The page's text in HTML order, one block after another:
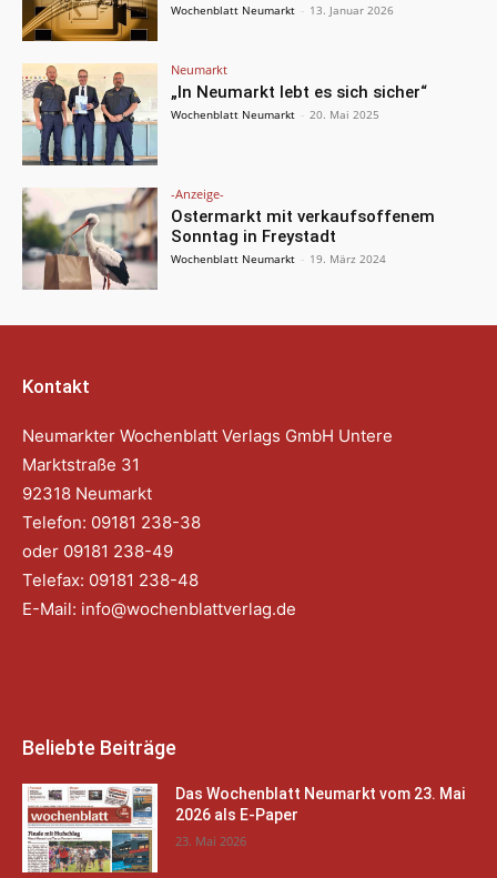
Wochenblatt Neumarkt - 13. Januar 2026
Neumarkt
„In Neumarkt lebt es sich sicher“
Wochenblatt Neumarkt - 20. Mai 2025
-Anzeige-
Ostermarkt mit verkaufsoffenem
Sonntag in Freystadt
Wochenblatt Neumarkt - 19. März 2024
Kontakt
Neumarkter Wochenblatt Verlags GmbH Untere
Marktstraße 31
92318 Neumarkt
Telefon: 09181 238-38
oder 09181 238-49
Telefax: 09181 238-48
E-Mail: info@wochenblattverlag.de
Beliebte Beiträge
Das Wochenblatt Neumarkt vom 23. Mai
2026 als E-Paper
23. Mai 2026